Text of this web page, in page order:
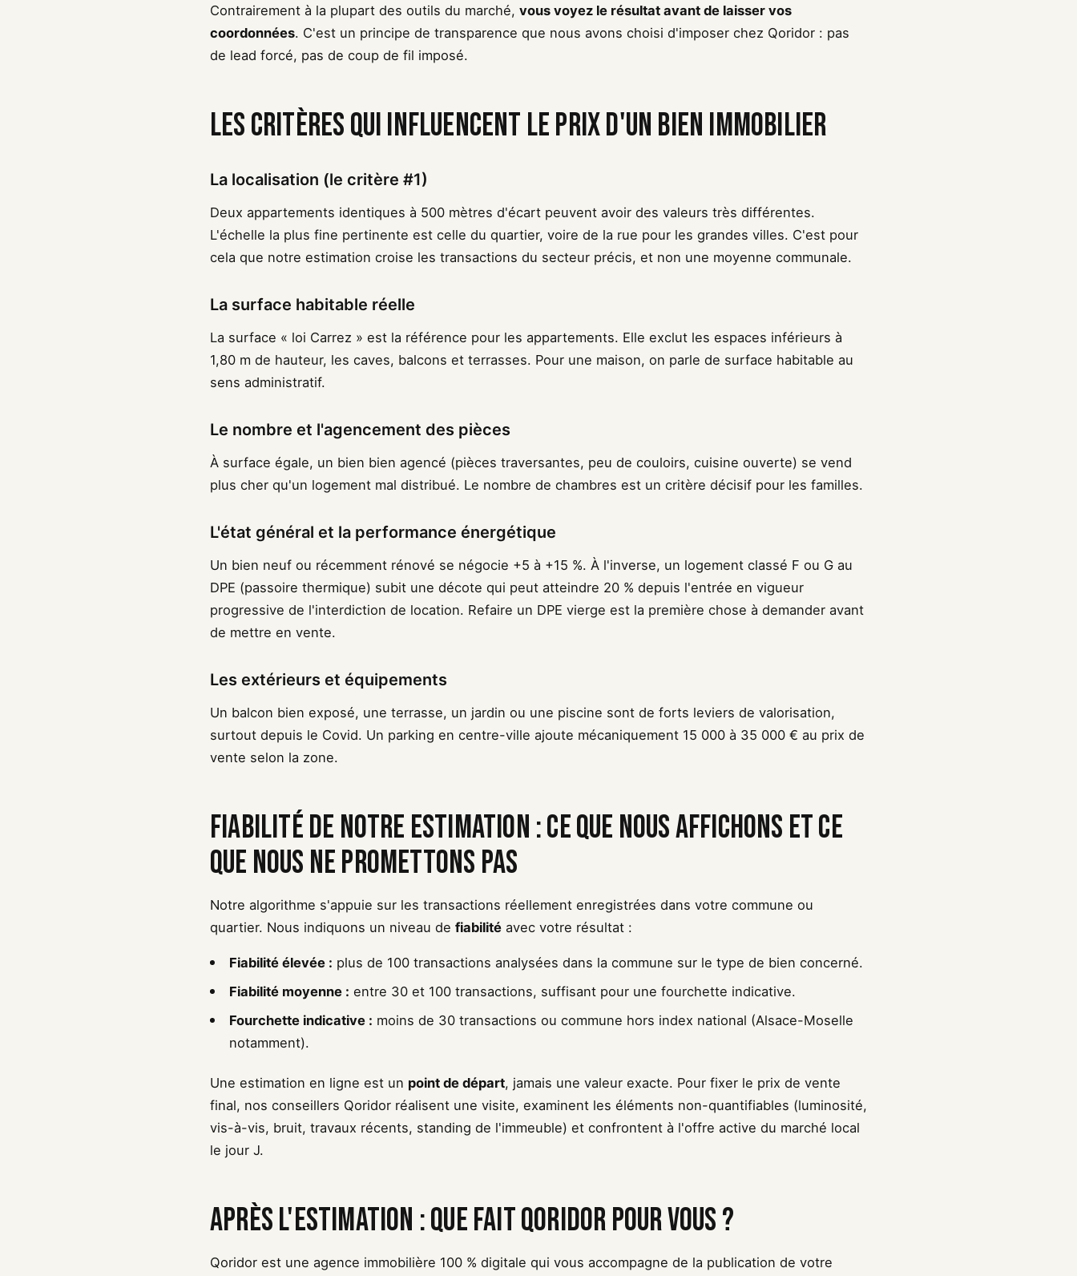
Contrairement à la plupart des outils du marché, vous voyez le résultat avant de laisser vos
coordonnées. C'est un principe de transparence que nous avons choisi d'imposer chez Qoridor : pas
de lead forcé, pas de coup de fil imposé.
Les critères qui influencent le prix d'un bien immobilier
La localisation (le critère #1)
Deux appartements identiques à 500 mètres d'écart peuvent avoir des valeurs très différentes.
L'échelle la plus fine pertinente est celle du quartier, voire de la rue pour les grandes villes. C'est pour
cela que notre estimation croise les transactions du secteur précis, et non une moyenne communale.
La surface habitable réelle
La surface « loi Carrez » est la référence pour les appartements. Elle exclut les espaces inférieurs à
1,80 m de hauteur, les caves, balcons et terrasses. Pour une maison, on parle de surface habitable au
sens administratif.
Le nombre et l'agencement des pièces
À surface égale, un bien bien agencé (pièces traversantes, peu de couloirs, cuisine ouverte) se vend
plus cher qu'un logement mal distribué. Le nombre de chambres est un critère décisif pour les familles.
L'état général et la performance énergétique
Un bien neuf ou récemment rénové se négocie +5 à +15 %. À l'inverse, un logement classé F ou G au
DPE (passoire thermique) subit une décote qui peut atteindre 20 % depuis l'entrée en vigueur
progressive de l'interdiction de location. Refaire un DPE vierge est la première chose à demander avant
de mettre en vente.
Les extérieurs et équipements
Un balcon bien exposé, une terrasse, un jardin ou une piscine sont de forts leviers de valorisation,
surtout depuis le Covid. Un parking en centre-ville ajoute mécaniquement 15 000 à 35 000 € au prix de
vente selon la zone.
Fiabilité de notre estimation : ce que nous affichons et ce
que nous ne promettons pas
Notre algorithme s'appuie sur les transactions réellement enregistrées dans votre commune ou
quartier. Nous indiquons un niveau de fiabilité avec votre résultat :
Fiabilité élevée : plus de 100 transactions analysées dans la commune sur le type de bien concerné.
Fiabilité moyenne : entre 30 et 100 transactions, suffisant pour une fourchette indicative.
Fourchette indicative : moins de 30 transactions ou commune hors index national (Alsace-Moselle
notamment).
Une estimation en ligne est un point de départ, jamais une valeur exacte. Pour fixer le prix de vente
final, nos conseillers Qoridor réalisent une visite, examinent les éléments non-quantifiables (luminosité,
vis-à-vis, bruit, travaux récents, standing de l'immeuble) et confrontent à l'offre active du marché local
le jour J.
Après l'estimation : que fait Qoridor pour vous ?
Qoridor est une agence immobilière 100 % digitale qui vous accompagne de la publication de votre